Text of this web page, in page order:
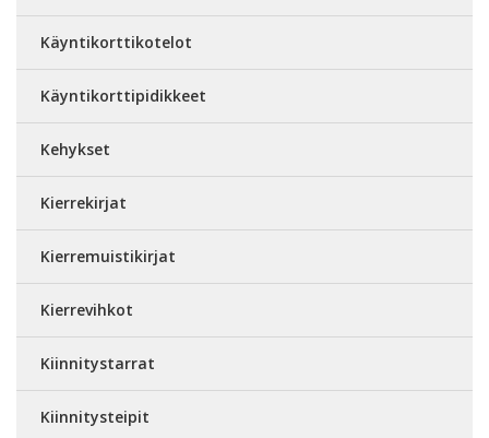
Käyntikorttikotelot
Käyntikorttipidikkeet
Kehykset
Kierrekirjat
Kierremuistikirjat
Kierrevihkot
Kiinnitystarrat
Kiinnitysteipit